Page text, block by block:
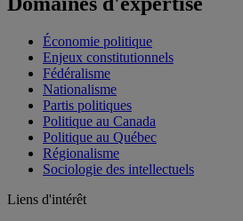
Économie politique
Enjeux constitutionnels
Fédéralisme
Nationalisme
Partis politiques
Politique au Canada
Politique au Québec
Régionalisme
Sociologie des intellectuels
Liens d'intérêt